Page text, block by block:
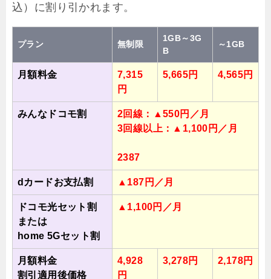
込）に割り引かれます。
プラン 無制限
1GB～3G
B
～1GB
月額料金
7,315
円
5,665円 4,565円
みんなドコモ割
2回線：▲550円／月
3回線以上：▲1,100円／月
2387
dカードお支払割 ▲187円／月
ドコモ光セット割
または
home 5Gセット割
▲1,100円／月
月額料金
割引適用後価格
4,928
円
3,278円 2,178円